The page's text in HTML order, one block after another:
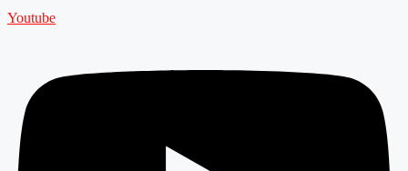
Youtube